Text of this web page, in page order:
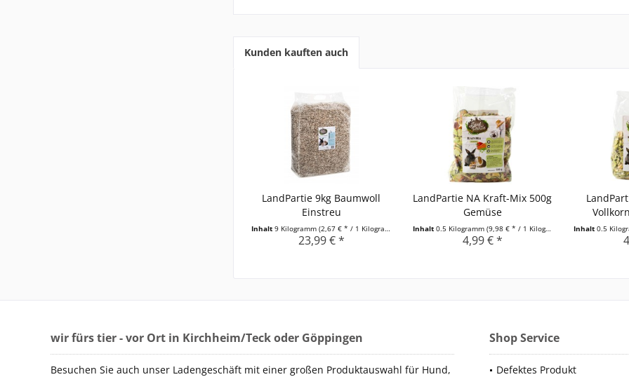
Kunden kauften auch
LandPartie 9kg Baumwoll
Einstreu
Inhalt 9 Kilogramm (2,67 € * / 1 Kilogramm)
23,99 € *
LandPartie NA Kraft-Mix 500g
Gemüse
Inhalt 0.5 Kilogramm (9,98 € * / 1 Kilogramm)
4,99 € *
Inhalt 0.5
wir fürs tier - vor Ort in Kirchheim/Teck oder Göppingen
Besuchen Sie auch unser Ladengeschäft mit einer großen Produktauswahl für Hund,
Shop Service
Defektes Produkt